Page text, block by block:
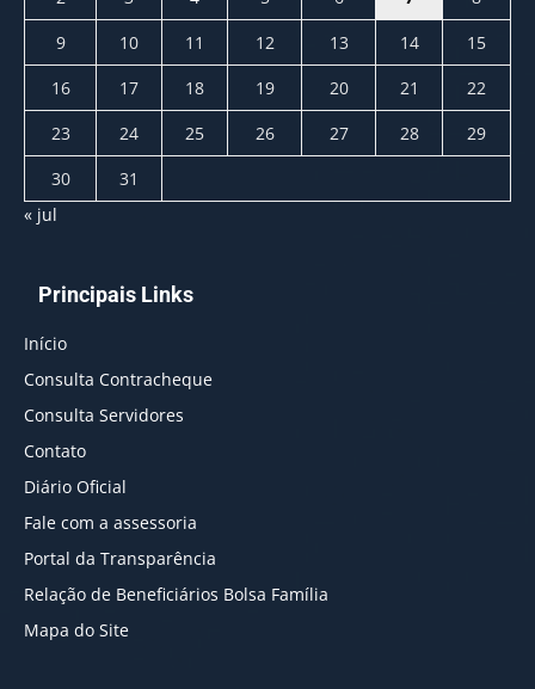
9
10 11 12 13 14
15
16
17 18 19 20 21
22
23
24 25 26 27 28
29
30
31
« jul
Principais Links
Início
Consulta Contracheque
Consulta Servidores
Contato
Diário Oficial
Fale com a assessoria
Portal da Transparência
Relação de Beneficiários Bolsa Família
Mapa do Site